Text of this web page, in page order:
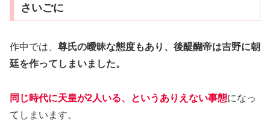
さいごに
作中では、 尊氏の曖昧な態度もあり、後醍醐帝は吉野に朝
廷を作ってしまいました。
同じ時代に天皇が2人いる、というありえない事態になっ
てしまいます。